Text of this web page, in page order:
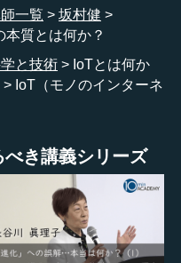
インターネットのよう
ことです。「モノをイ
、モノをネットにつな
するなどということは、
たことで、実はたいした
、かなり昔からあった
一覧
坂村健
本質とは何か？
と技術
IoTとは何か
IoT（モノのインターネ
べき講義シリーズ